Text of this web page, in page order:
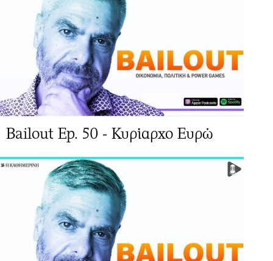
Bailout Ep. 50 - Κυρίαρχο Ευρώ